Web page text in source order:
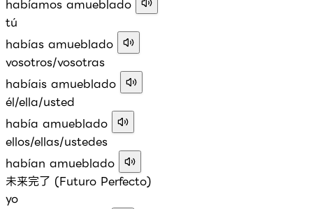
habíamos amueblado
tú
habías amueblado
vosotros/vosotras
habíais amueblado
él/ella/usted
había amueblado
ellos/ellas/ustedes
habían amueblado
未来完了 (Futuro Perfecto)
yo